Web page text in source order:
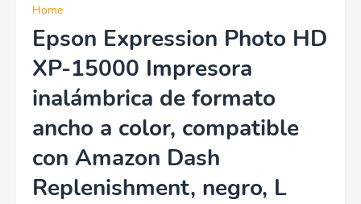
Home
Epson Expression Photo HD
XP-15000 Impresora
inalámbrica de formato
ancho a color, compatible
con Amazon Dash
Replenishment, negro, L